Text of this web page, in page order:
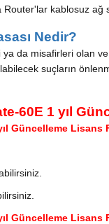
Router'lar kablosuz ağ
Nedir?
da misafirleri olan
suçların
60E 1 yıl
Güncelleme Lisans
Güncelleme Lisans